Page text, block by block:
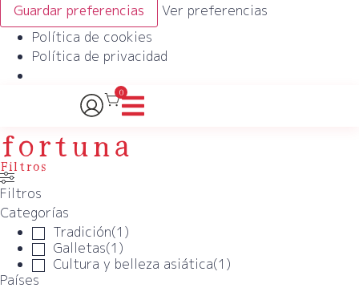
Guardar preferencias
Ver preferencias
Política de cookies
Política de privacidad
0
fortuna
Filtros
Filtros
Categorías
Tradición(1 )
Galletas(1 )
Cultura y belleza asiática(1 )
Países